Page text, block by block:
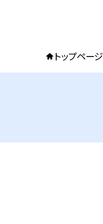
トップページ